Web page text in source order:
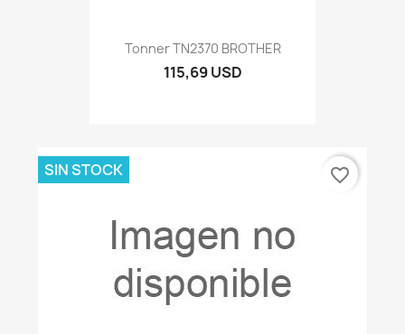
Tonner TN2370 BROTHER
115,69 USD
SIN STOCK favorite_border